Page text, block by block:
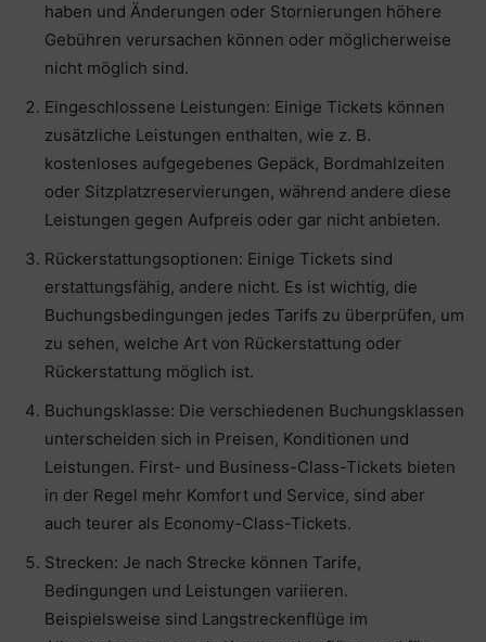
haben und Änderungen oder Stornierungen höhere
Gebühren verursachen können oder möglicherweise
nicht möglich sind.
Eingeschlossene Leistungen: Einige Tickets können
zusätzliche Leistungen enthalten, wie z. B.
kostenloses aufgegebenes Gepäck, Bordmahlzeiten
oder Sitzplatzreservierungen, während andere diese
Leistungen gegen Aufpreis oder gar nicht anbieten.
Rückerstattungsoptionen: Einige Tickets sind
erstattungsfähig, andere nicht. Es ist wichtig, die
Buchungsbedingungen jedes Tarifs zu überprüfen, um
zu sehen, welche Art von Rückerstattung oder
Rückerstattung möglich ist.
Buchungsklasse: Die verschiedenen Buchungsklassen
unterscheiden sich in Preisen, Konditionen und
Leistungen. First- und Business-Class-Tickets bieten
in der Regel mehr Komfort und Service, sind aber
auch teurer als Economy-Class-Tickets.
Strecken: Je nach Strecke können Tarife,
Bedingungen und Leistungen variieren.
Beispielsweise sind Langstreckenflüge im